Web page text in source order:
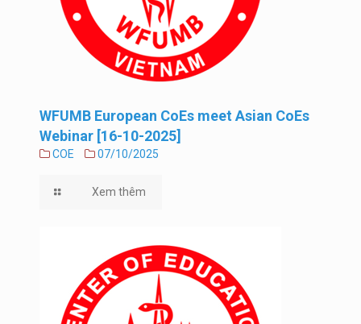
WFUMB European CoEs meet Asian CoEs
Webinar [16-10-2025]
COE 07/10/2025
Xem thêm